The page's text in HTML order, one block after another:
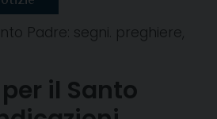
Padre: segni. preghiere,
il Santo